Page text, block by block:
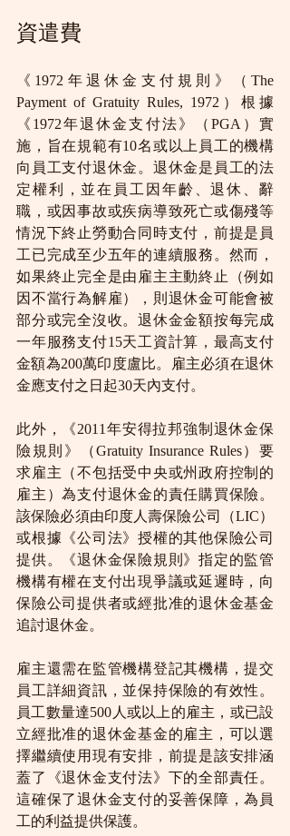
資遣費
《1972年退休金支付規則》（The
Payment of Gratuity Rules, 1972）根據
《1972年退休金支付法》（PGA）實
施，旨在規範有10名或以上員工的機構
向員工支付退休金。退休金是員工的法
定權利，並在員工因年齡、退休、辭
職，或因事故或疾病導致死亡或傷殘等
情況下終止勞動合同時支付，前提是員
工已完成至少五年的連續服務。然而，
如果終止完全是由雇主主動終止（例如
因不當行為解雇），則退休金可能會被
部分或完全沒收。退休金金額按每完成
一年服務支付15天工資計算，最高支付
金額為200萬印度盧比。雇主必須在退休
金應支付之日起30天內支付。
此外，《2011年安得拉邦強制退休金保
險規則》（Gratuity Insurance Rules）要
求雇主（不包括受中央或州政府控制的
雇主）為支付退休金的責任購買保險。
該保險必須由印度人壽保險公司（LIC）
或根據《公司法》授權的其他保險公司
提供。《退休金保險規則》指定的監管
機構有權在支付出現爭議或延遲時，向
保險公司提供者或經批准的退休金基金
追討退休金。
雇主還需在監管機構登記其機構，提交
員工詳細資訊，並保持保險的有效性。
員工數量達500人或以上的雇主，或已設
立經批准的退休金基金的雇主，可以選
擇繼續使用現有安排，前提是該安排涵
蓋了《退休金支付法》下的全部責任。
這確保了退休金支付的妥善保障，為員
工的利益提供保護。